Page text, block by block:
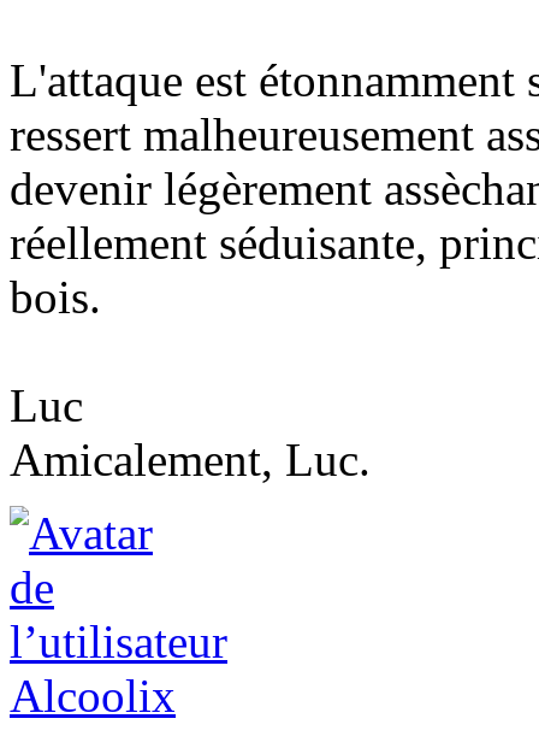
L'attaque est étonnamment
ressert malheureusement
devenir légèrement
réellement séduisante,
bois.
Luc
Amicalement, Luc.
Alcoolix